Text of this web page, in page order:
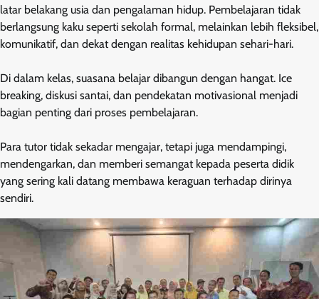
latar belakang usia dan pengalaman hidup. Pembelajaran tidak
berlangsung kaku seperti sekolah formal, melainkan lebih fleksibel,
komunikatif, dan dekat dengan realitas kehidupan sehari-hari.
Di dalam kelas, suasana belajar dibangun dengan hangat. Ice
breaking, diskusi santai, dan pendekatan motivasional menjadi
bagian penting dari proses pembelajaran.
Para tutor tidak sekadar mengajar, tetapi juga mendampingi,
mendengarkan, dan memberi semangat kepada peserta didik
yang sering kali datang membawa keraguan terhadap dirinya
sendiri.